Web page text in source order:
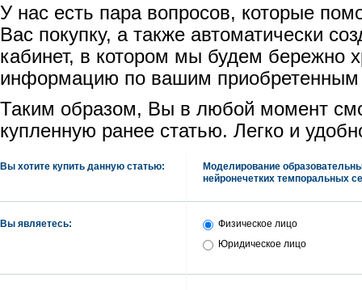
У нас есть пара вопросов, которые
Вас покупку, а также автоматически
кабинет, в котором мы будем бережно
информацию по вашим
Таким образом, Вы в любой момент
купленную ранее статью. Легко и
Вы хотите купить данную статью:
Моделирование
нейронечетких темпоральных
Вы являетесь:
Физическое лицо
Юридическое лицо